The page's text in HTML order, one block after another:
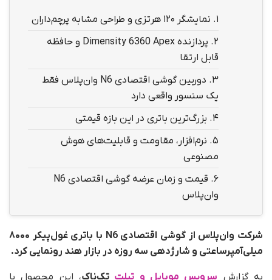
1. نمایشگر ۱۲۰ هرتزی و طراحی مشابه پرچم‌داران
2.
پردازنده Dimensity 6360 Apex و حافظه
قابل ارتقا
3.
دوربین گوشی اقتصادی N6 وان‌پلاس فقط
یک سنسور واقعی دارد
4. بزرگ‌ترین باتری در این بازه قیمتی
5. نرم‌افزار، مقاومت و قابلیت‌های هوش
مصنوعی
6.
قیمت و زمان عرضه گوشی اقتصادی N6
وان‌پلاس
شرکت وان‌پلاس از گوشی اقتصادی N6 با باتری غول‌پیکر ۸۰۰۰
میلی‌آمپرساعتی و شارژدهی سه روزه در بازار هند رونمایی کرد.
به گزارش سرویس موبایل و تبلت تک‌ناک،‌ این محصول با